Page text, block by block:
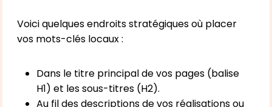
Voici quelques endroits stratégiques où placer
vos mots-clés locaux :
Dans le titre principal de vos pages (balise
H1) et les sous-titres (H2).
Au fil des descriptions de vos réalisations ou